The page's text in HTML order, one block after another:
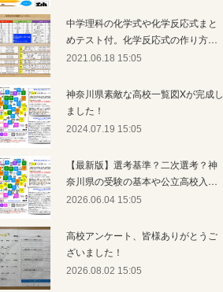
中学理科の化学式や化学反応式まと
めテスト付。化学反応式の作り方…
2021.06.18 15:05
神奈川県素敵な高校一覧図Xが完成し
ました！
2024.07.19 15:05
【最新版】選考基準？二次選考？神
奈川県の受験の基本や公立高校入…
2026.06.04 15:05
高校アンケート、皆様ありがとうご
ざいました！
2026.08.02 15:05